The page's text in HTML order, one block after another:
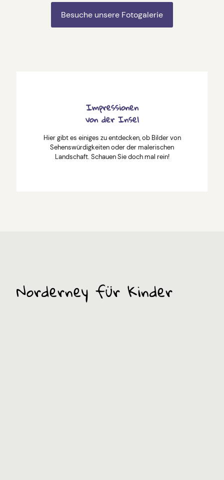
Besuche unsere Fotogalerie
Impressionen
von der Insel
Hier gibt es einiges zu entdecken, ob Bilder von
Sehenswürdigkeiten oder der malerischen
Landschaft. Schauen Sie doch mal rein!
Norderney für Kinder